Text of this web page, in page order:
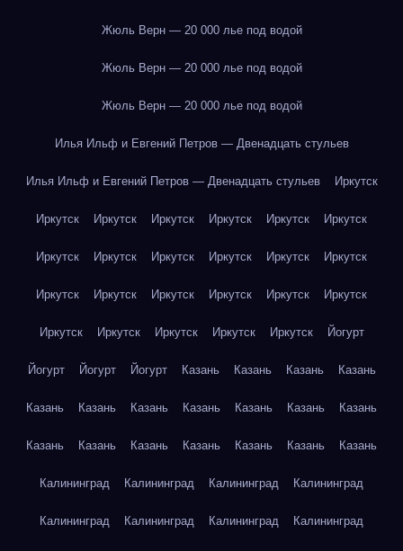
Жюль Верн — 20 000 лье под водой
Жюль Верн — 20 000 лье под водой
Жюль Верн — 20 000 лье под водой
Илья Ильф и Евгений Петров — Двенадцать стульев
Илья Ильф и Евгений Петров — Двенадцать стульев Иркутск
Иркутск Иркутск Иркутск Иркутск Иркутск Иркутск
Иркутск Иркутск Иркутск Иркутск Иркутск Иркутск
Иркутск Иркутск Иркутск Иркутск Иркутск Иркутск
Иркутск Иркутск Иркутск Иркутск Иркутск Йогурт
Йогурт Йогурт Йогурт Казань Казань Казань Казань
Казань Казань Казань Казань Казань Казань Казань
Казань Казань Казань Казань Казань Казань Казань
Калининград Калининград Калининград Калининград
Калининград Калининград Калининград Калининград